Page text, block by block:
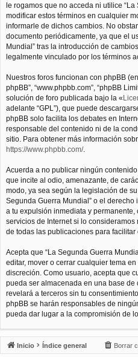
le rogamos que no acceda ni utilice
modificar estos términos en cualquier
informarle de dichos cambios. No
documento periódicamente, ya que el
Mundial” tras la introducción de
legalmente vinculado por los términos
Nuestros foros funcionan con phpBB (en
phpBB”, “www.phpbb.com”, “phpBB
solución de foro publicada bajo la «
adelante “GPL”), que puede
phpBB solo facilita los debates en
responsable del contenido ni de la
sitio. Para obtener más información
https://www.phpbb.com/.
Acuerda a no publicar ningún
que incite al odio, amenazante, de
modo, ya sea según la legislación de
Segunda Guerra Mundial” o el
a tu expulsión inmediata y
servicios de Internet si lo
de todas las publicaciones para
Acepta que “La Segunda Guerra
editar, mover o cerrar cualquier tema
discreción. Como usuario, acepta que
pueda ser almacenada en una base de
revelará a terceros sin tu
phpBB se harán responsables de
pueda dar lugar a la compromisión de
Inicio Índice general Borrar